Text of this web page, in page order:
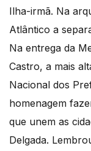
Ilha-irmã. Na
Atlântico a
Na entrega da
Castro, a mais
Nacional dos
homenagem
que unem as
Delgada.